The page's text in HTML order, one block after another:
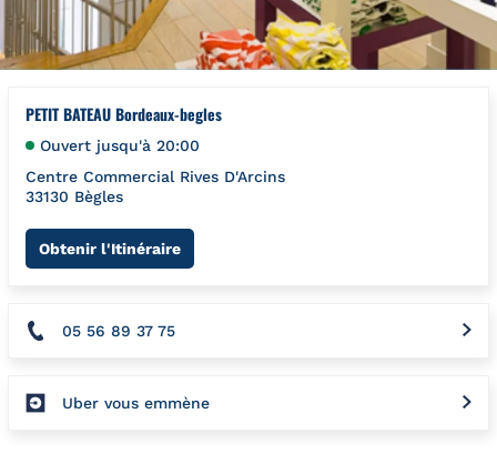
PETIT BATEAU Bordeaux-begles
Ouvert jusqu'à 20:00
Centre Commercial Rives D'Arcins
33130 Bègles
Obtenir l'ItinéraireLink Opens in New Tab
05 56 89 37 75
Uber vous emmène